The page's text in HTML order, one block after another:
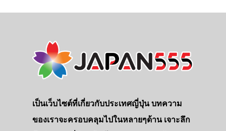
เป็นเว็บไซต์ที่เกี่ยวกับประเทศญี่ปุ่น บทความ
ของเราจะครอบคลุมไปในหลายๆด้าน เจาะลึก